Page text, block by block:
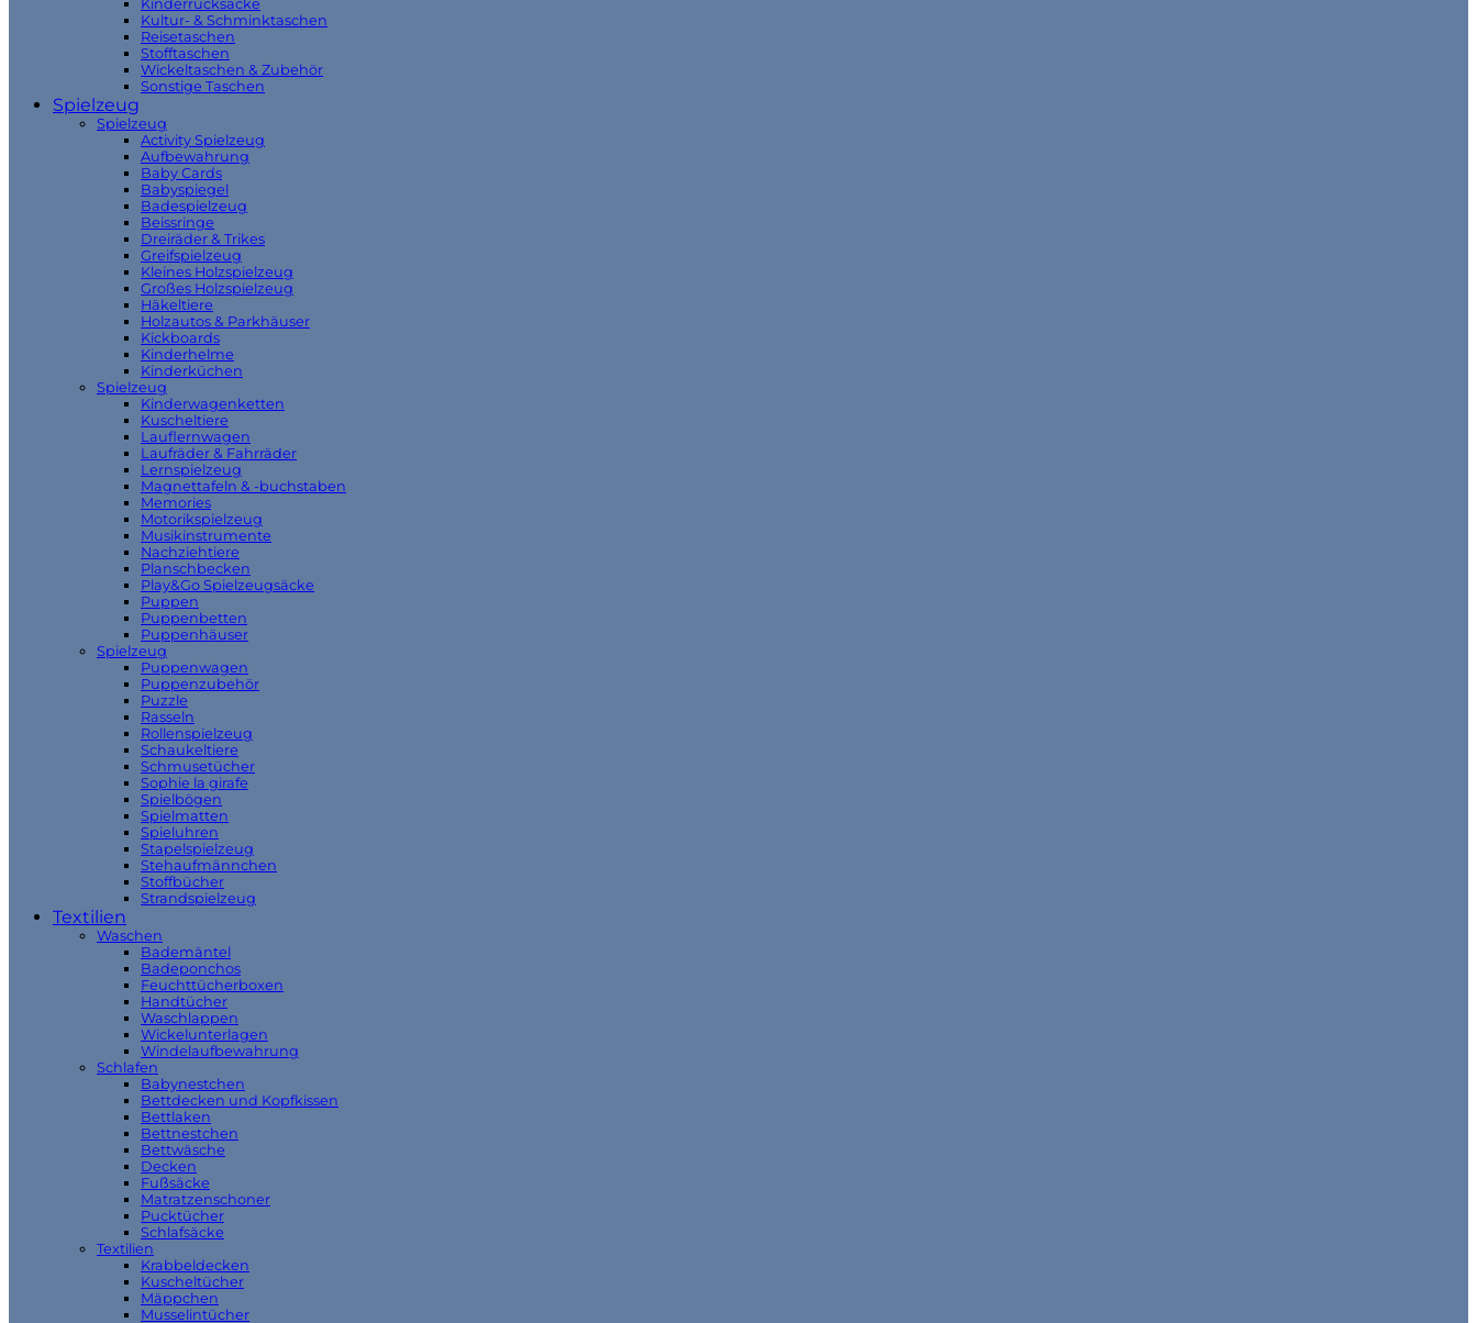
Kinderrucksäcke
Kultur- & Schminktaschen
Reisetaschen
Stofftaschen
Wickeltaschen & Zubehör
Sonstige Taschen
Spielzeug
Spielzeug
Activity Spielzeug
Aufbewahrung
Baby Cards
Babyspiegel
Badespielzeug
Beissringe
Dreiräder & Trikes
Greifspielzeug
Kleines Holzspielzeug
Großes Holzspielzeug
Häkeltiere
Holzautos & Parkhäuser
Kickboards
Kinderhelme
Kinderküchen
Spielzeug
Kinderwagenketten
Kuscheltiere
Lauflernwagen
Laufräder & Fahrräder
Lernspielzeug
Magnettafeln & -buchstaben
Memories
Motorikspielzeug
Musikinstrumente
Nachziehtiere
Planschbecken
Play&Go Spielzeugsäcke
Puppen
Puppenbetten
Puppenhäuser
Spielzeug
Puppenwagen
Puppenzubehör
Puzzle
Rasseln
Rollenspielzeug
Schaukeltiere
Schmusetücher
Sophie la girafe
Spielbögen
Spielmatten
Spieluhren
Stapelspielzeug
Stehaufmännchen
Stoffbücher
Strandspielzeug
Textilien
Waschen
Bademäntel
Badeponchos
Feuchttücherboxen
Handtücher
Waschlappen
Wickelunterlagen
Windelaufbewahrung
Schlafen
Babynestchen
Bettdecken und Kopfkissen
Bettlaken
Bettnestchen
Bettwäsche
Decken
Fußsäcke
Matratzenschoner
Pucktücher
Schlafsäcke
Textilien
Krabbeldecken
Kuscheltücher
Mäppchen
Musselintücher